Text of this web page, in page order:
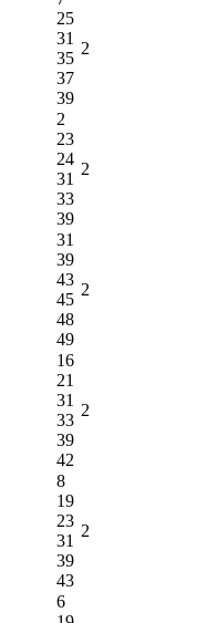
25
31
35
37
39
2
2
23
24
31
33
39
2
31
39
43
45
48
49
2
16
21
31
33
39
42
2
8
19
23
31
39
43
2
6